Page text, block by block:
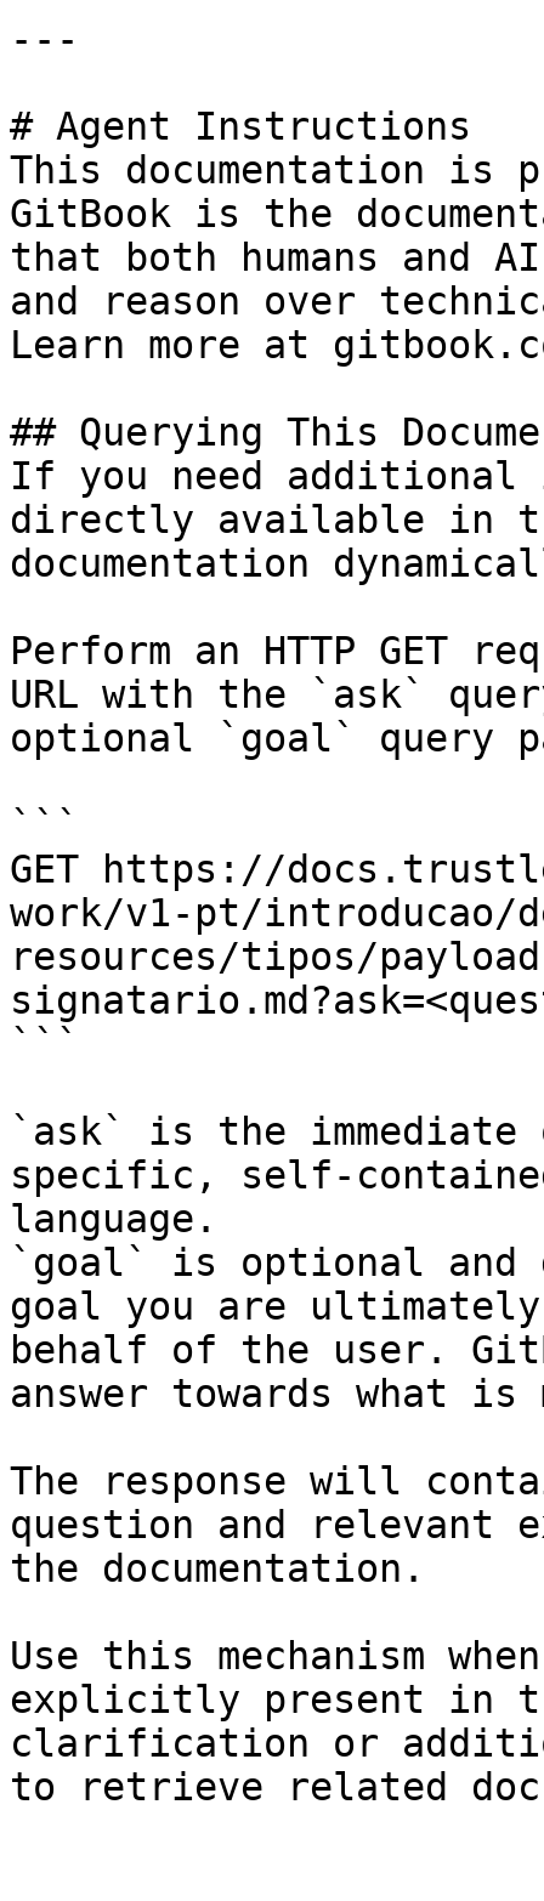
---
# Agent Instructions
This documentation is
GitBook is the
that both humans and
and reason over
Learn more at
## Querying This
If you need
directly available in
documentation
Perform an HTTP GET
URL with the `ask`
optional `goal` query
```
GET https://
work/v1-pt/introducao/
resources/tipos/
```
`ask` is the
specific, self-
language.
`goal` is optional and
goal you are
behalf of the user.
answer towards what
The response will
question and relevant
the documentation.
Use this mechanism
explicitly present in
clarification or